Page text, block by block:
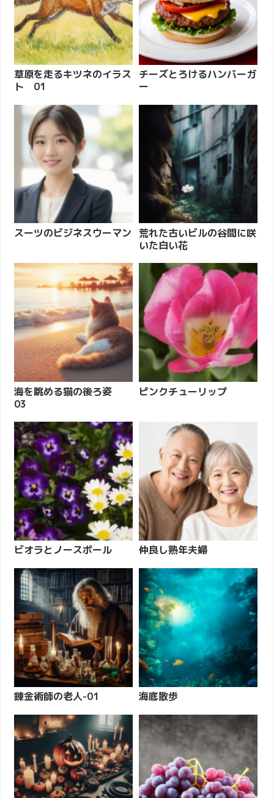
草原を走るキツネのイラス
ト 01
チーズとろけるハンバーガ
ー
スーツのビジネスウーマン 荒れた古いビルの谷間に咲
いた白い花
海を眺める猫の後ろ姿
03
ピンクチューリップ
ビオラとノースポール 仲良し熟年夫婦
錬金術師の老人-01 海底散歩